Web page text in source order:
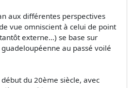
aux différentes perspectives
vue omniscient à celui de point
externe...) se base sur
au passé voilé
du 20ème siècle, avec